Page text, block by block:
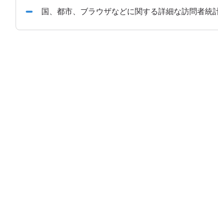
国、都市、ブラウザなどに関する詳細な訪問者統